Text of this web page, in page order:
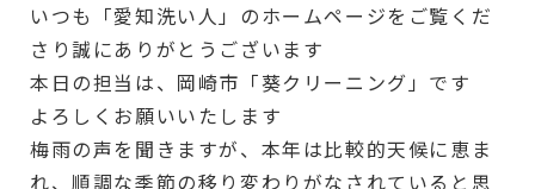
いつも「愛知洗い人」のホームページをご覧くだ
さり誠にありがとうございます
本日の担当は、岡崎市「葵クリーニング」です
よろしくお願いいたします
梅雨の声を聞きますが、本年は比較的天候に恵ま
れ、順調な季節の移り変わりがなされていると思